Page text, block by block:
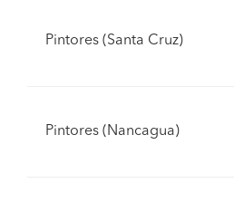
Pintores (Santa Cruz)
Pintores (Nancagua)